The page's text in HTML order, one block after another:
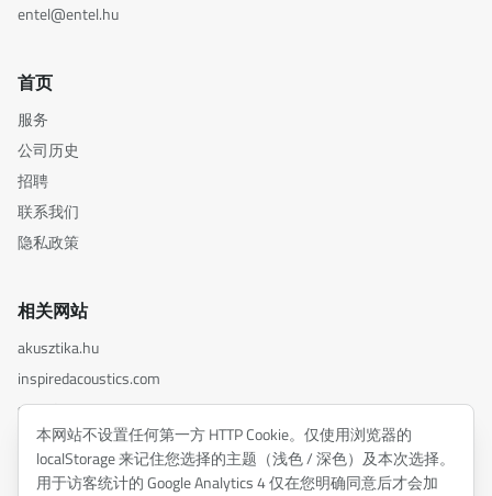
entel@entel.hu
首页
服务
公司历史
招聘
联系我们
隐私政策
相关网站
akusztika.hu
inspiredacoustics.com
soundy.ai
irat.ai
本网站不设置任何第一方 HTTP Cookie。仅使用浏览器的
localStorage 来记住您选择的主题（浅色 / 深色）及本次选择。
用于访客统计的 Google Analytics 4 仅在您明确同意后才会加